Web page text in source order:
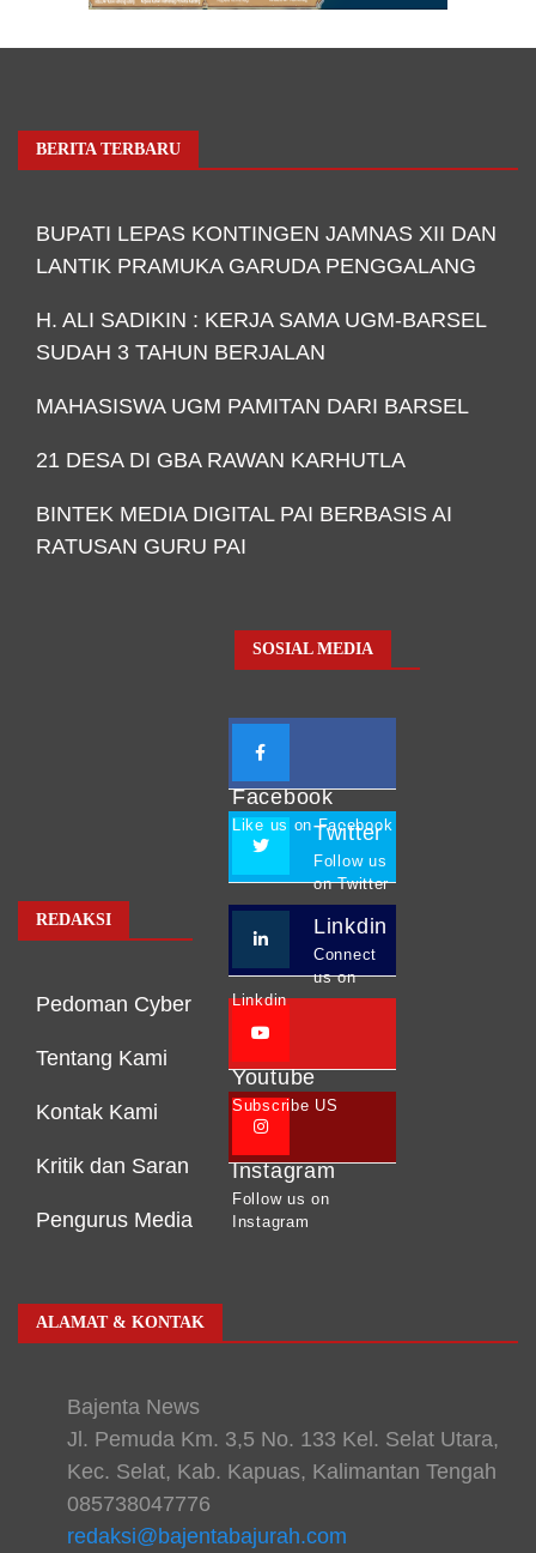
BERITA TERBARU
BUPATI LEPAS KONTINGEN JAMNAS XII DAN
LANTIK PRAMUKA GARUDA PENGGALANG
H. ALI SADIKIN : KERJA SAMA UGM-BARSEL
SUDAH 3 TAHUN BERJALAN
MAHASISWA UGM PAMITAN DARI BARSEL
21 DESA DI GBA RAWAN KARHUTLA
BINTEK MEDIA DIGITAL PAI BERBASIS AI
RATUSAN GURU PAI
REDAKSI
Pedoman Cyber
Tentang Kami
Kontak Kami
Kritik dan Saran
Pengurus Media
SOSIAL MEDIA
Facebook
Like us on Facebook
Twitter
Follow us
on Twitter
Linkdin
Connect
us on
Linkdin
Youtube
Subscribe US
Instagram
Follow us on
Instagram
ALAMAT & KONTAK
Bajenta News
Jl. Pemuda Km. 3,5 No. 133 Kel. Selat Utara,
Kec. Selat, Kab. Kapuas, Kalimantan Tengah
085738047776
redaksi@bajentabajurah.com